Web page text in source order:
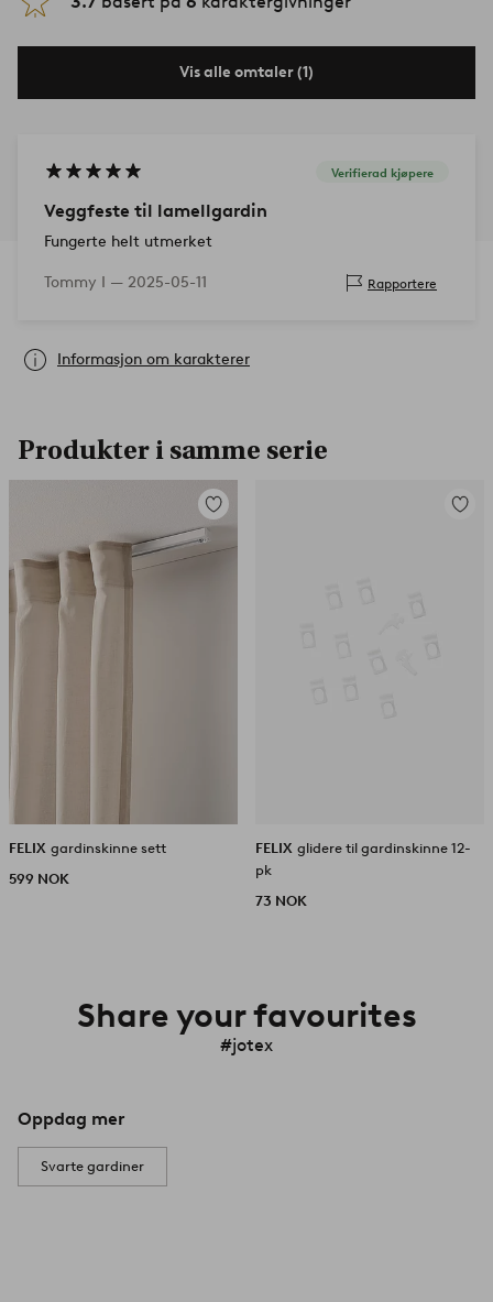
Vis alle omtaler (1)
Verifierad kjøpere
Veggfeste til lamellgardin
Fungerte helt utmerket
Tommy I — 2025-05-11 Rapportere
Informasjon om karakterer
Produkter i samme serie
Legg
til
favoritter
FELIX gardinskinne sett
599 NOK
Legg
FELIX glidere til gardinskinne 12-
pk
73 NOK
Share your favourites
#jotex
Oppdag mer
Svarte gardiner